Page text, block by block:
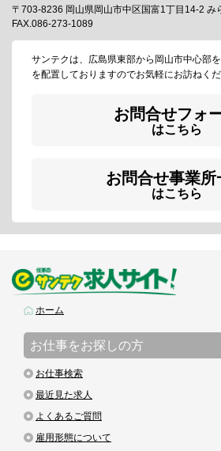
〒703-8236 岡山県岡山市中区国富1丁目14-2 み
FAX.086-273-1089
サンテクは、広島県東部から岡山市中心部
を配置しておりますのでお気軽にお訪ねくだ
お問合せフォ
はこちら
お問合せ事業所
はこちら
ホーム
お仕事をお探しの方
お仕事検索
最近見た求人
よくあるご質問
雇用形態について